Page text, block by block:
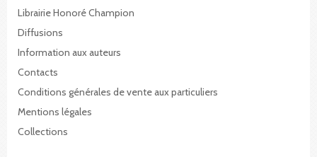
Librairie Honoré Champion
Diffusions
Information aux auteurs
Contacts
Conditions générales de vente aux particuliers
Mentions légales
Collections